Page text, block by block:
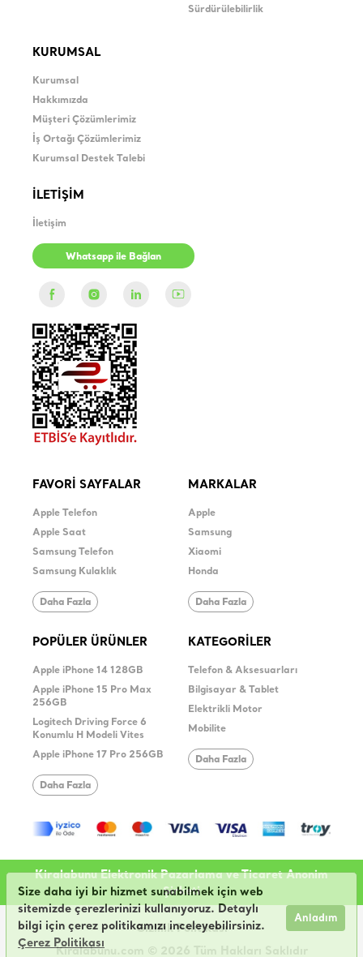
Size daha iyi bir hizmet sunabilmek için web
sitemizde çerezlerinizi kullanıyoruz. Detaylı
bilgi için çerez politikamızı inceleyebilirsiniz.
Çerez Politikası
Anladım
Sürdürülebilirlik
KURUMSAL
Kurumsal
Hakkımızda
Müşteri Çözümlerimiz
İş Ortağı Çözümlerimiz
Kurumsal Destek Talebi
İLETİŞİM
İletişim
Whatsapp ile Bağlan
FAVORİ SAYFALAR
Apple Telefon
Apple Saat
Samsung Telefon
Samsung Kulaklık
Daha Fazla
MARKALAR
Apple
Samsung
Xiaomi
Honda
Daha Fazla
POPÜLER ÜRÜNLER
Apple iPhone 14 128GB
Apple iPhone 15 Pro Max
256GB
Logitech Driving Force 6
Konumlu H Modeli Vites
Apple iPhone 17 Pro 256GB
Daha Fazla
KATEGORİLER
Telefon & Aksesuarları
Bilgisayar & Tablet
Elektrikli Motor
Mobilite
Daha Fazla
Kiralabunu Elektronik Pazarlama ve Ticaret Anonim
Şirketi
Gizlilik Politikası
Kiralabunu.com © 2026 Tüm Hakları Saklıdır